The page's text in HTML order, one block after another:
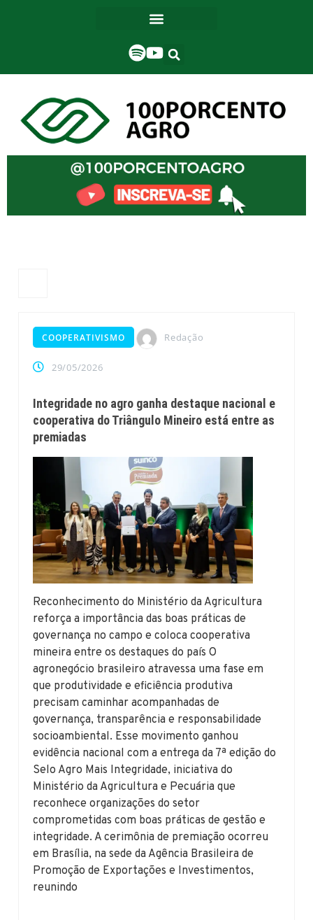
COOPERATIVISMO Redação
29/05/2026
Integridade no agro ganha destaque nacional e
cooperativa do Triângulo Mineiro está entre as
premiadas
Reconhecimento do Ministério da Agricultura
reforça a importância das boas práticas de
governança no campo e coloca cooperativa
mineira entre os destaques do país O
agronegócio brasileiro atravessa uma fase em
que produtividade e eficiência produtiva
precisam caminhar acompanhadas de
governança, transparência e responsabilidade
socioambiental. Esse movimento ganhou
evidência nacional com a entrega da 7ª edição do
Selo Agro Mais Integridade, iniciativa do
Ministério da Agricultura e Pecuária que
reconhece organizações do setor
comprometidas com boas práticas de gestão e
integridade. A cerimônia de premiação ocorreu
em Brasília, na sede da Agência Brasileira de
Promoção de Exportações e Investimentos,
reunindo